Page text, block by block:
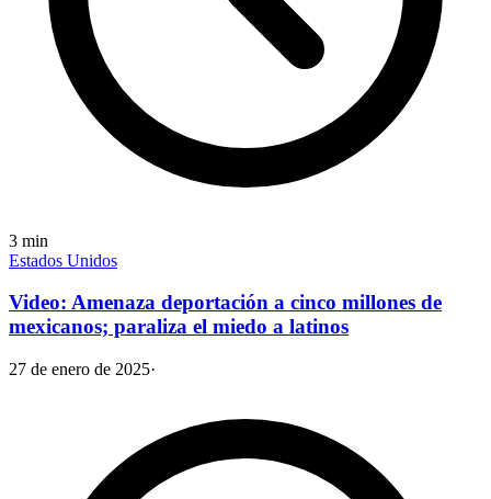
3 min
Estados Unidos
Video: Amenaza deportación a cinco millones de
mexicanos; paraliza el miedo a latinos
27 de enero de 2025·